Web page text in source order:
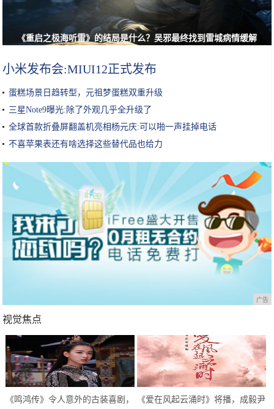
《重启之极海听雷》的结局是什么？吴邪最终找到雷城病情缓解
小米发布会:MIUI12正式发布
蛋糕场景日趋转型，元祖梦蛋糕双重升级
三星Note9曝光:除了外观几乎全升级了
全球首款折叠屏翻盖机亮相杨元庆:可以啪一声挂掉电话
不喜苹果表还有啥选择这些替代品也给力
广告
视觉焦点
《鸣鸿传》令人意外的古装喜剧， 《爱在风起云涌时》将播，成毅尹